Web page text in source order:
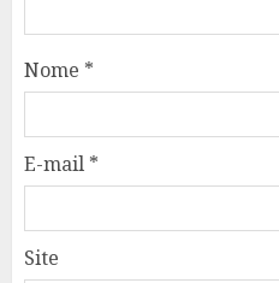
Nome *
E-mail *
Site